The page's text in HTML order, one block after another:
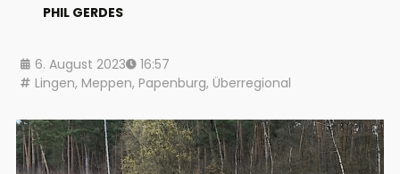
PHIL GERDES
6. August 2023
16:57
Lingen, Meppen, Papenburg, Überregional